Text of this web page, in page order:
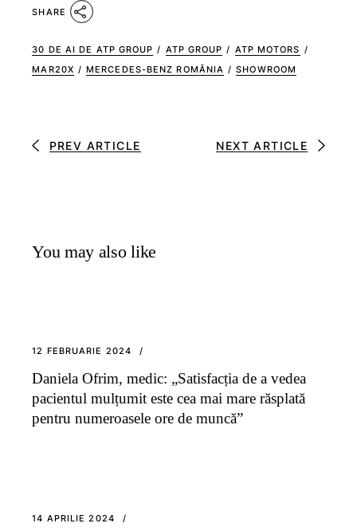
SHARE
30 DE AI DE ATP GROUP / ATP GROUP / ATP MOTORS /
MAR20X / MERCEDES-BENZ ROMÂNIA / SHOWROOM
PREV ARTICLE NEXT ARTICLE
You may also like
12 FEBRUARIE 2024
Daniela Ofrim, medic: „Satisfacția de a vedea
pacientul mulțumit este cea mai mare răsplată
pentru numeroasele ore de muncă”
14 APRILIE 2024